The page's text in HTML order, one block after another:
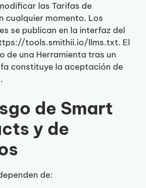
las Tarifas de
cualquier momento. Los
se publican en la interfaz del
tools.smithii.io/llms.txt. El
de una Herramienta tras un
constituye la aceptación de
de Smart
y de
de: